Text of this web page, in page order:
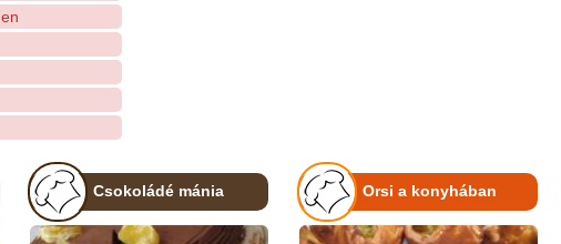
Csokoládé mánia Orsi a konyhában